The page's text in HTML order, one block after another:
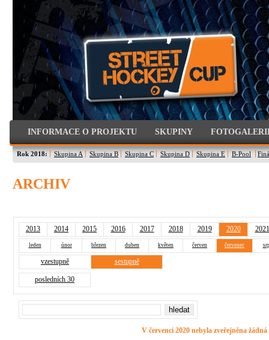
INFORMACE O PROJEKTU SKUPINY
Rok 2018: Skupina A Skupina B Skupina C Skupina D Skupina E B-Pool
ARCHIV
2013 2014 2015 2016 2017 2018 2019 2020 2021
leden únor březen duben květen červen červenec
vzestupně sestupně
posledních 30
V červenci 2020 nebyla zveřejněna